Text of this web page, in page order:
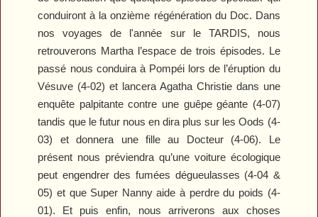
conduiront à la onzième régénération du Doc. Dans
nos voyages de l'année sur le TARDIS, nous
retrouverons Martha l’espace de trois épisodes. Le
passé nous conduira à Pompéi lors de l’éruption du
Vésuve (4-02) et lancera Agatha Christie dans une
enquête palpitante contre une guêpe géante (4-07)
tandis que le futur nous en dira plus sur les Oods (4-
03) et donnera une fille au Docteur (4-06). Le
présent nous préviendra qu’une voiture écologique
peut engendrer des fumées dégueulasses (4-04 &
05) et que Super Nanny aide à perdre du poids (4-
01). Et puis enfin, nous arriverons aux choses